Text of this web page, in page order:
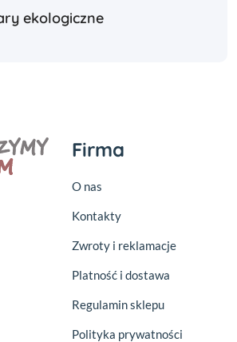
ekologiczne
Firma
O nas
Kontakty
Zwroty i reklamacje
Platność i dostawa
Regulamin sklepu
Polityka prywatności